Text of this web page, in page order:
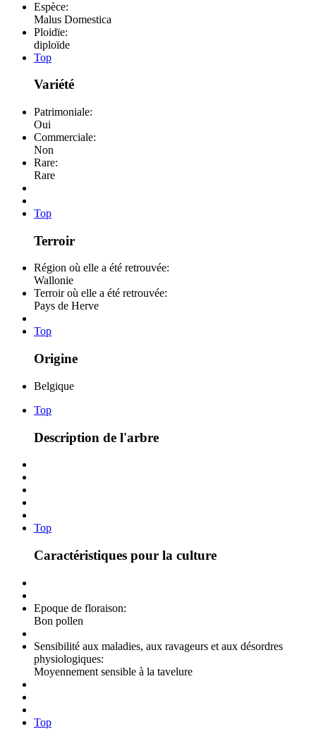
Espèce:
Malus Domestica
Ploidïe:
diploïde
Top
Variété
Patrimoniale:
Oui
Commerciale:
Non
Rare:
Rare
Top
Terroir
Région où elle a été retrouvée:
Wallonie
Terroir où elle a été retrouvée:
Pays de Herve
Top
Origine
Belgique
Top
Description de l'arbre
Top
Caractéristiques pour la culture
Epoque de floraison:
Bon pollen
Sensibilité aux maladies, aux ravageurs et aux désordres
physiologiques:
Moyennement sensible à la tavelure
Top